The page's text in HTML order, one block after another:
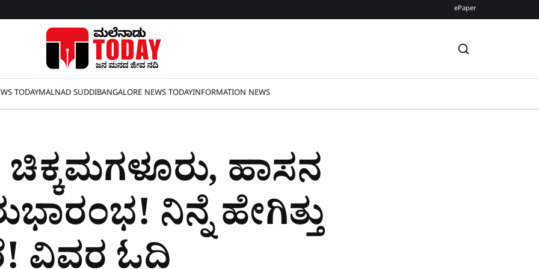
ePaper
TODAYMALNAD SUDDIBANGALORE NEWS TODAYINFORMATION NEWS
ಚಿಕ್ಕಮಗಳೂರು, ಹಾಸನ
ನಿನ್ನೆ ಹೇಗಿತ್ತು